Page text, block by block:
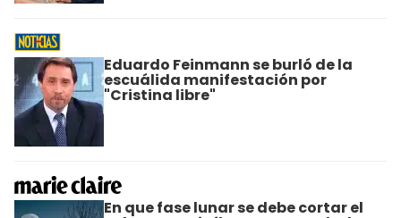
Eduardo Feinmann se burló de la
escuálida manifestación por
"Cristina libre"
En que fase lunar se debe cortar el